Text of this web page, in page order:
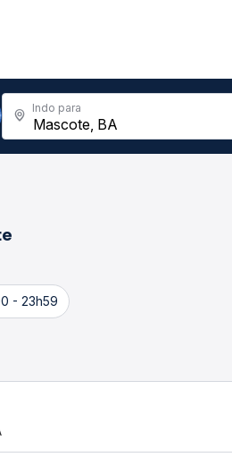
Indo para
- 23h59